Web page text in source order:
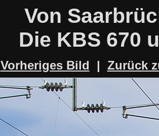
Von
Die KBS 670
Vorheriges Bild | Zurück